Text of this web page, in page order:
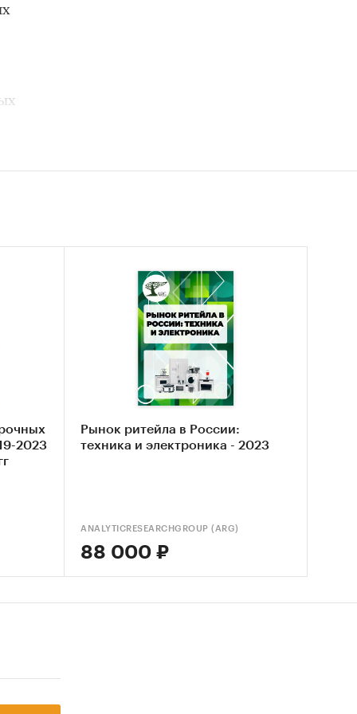
2023
Рынок ритейла в России:
техника и электроника - 2023
ANALYTICRESEARCHGROUP (ARG)
88 000 ₽